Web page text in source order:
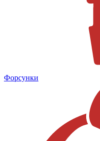
Форсунки